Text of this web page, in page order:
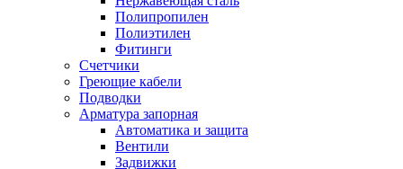
Полипропилен
Полиэтилен
Фитинги
Счетчики
Греющие кабели
Подводки
Арматура запорная
Автоматика и защита
Вентили
Задвижки